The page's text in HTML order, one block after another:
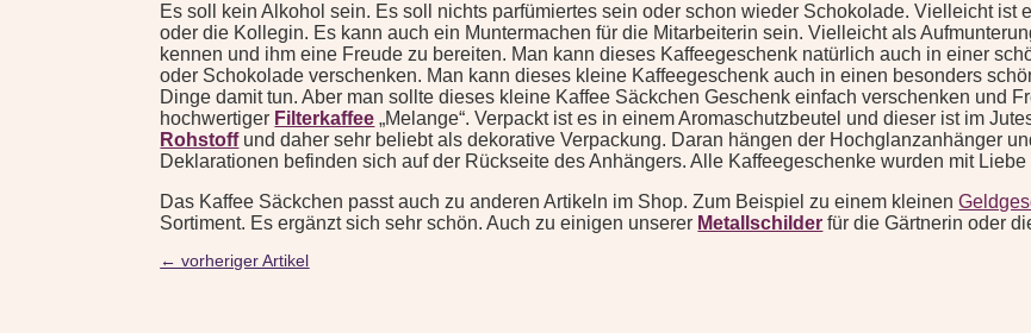
Es soll kein Alkohol sein. Es soll nichts parfümiertes sein oder schon wieder Schokolade. Vielleicht ist
oder die Kollegin. Es kann auch ein Muntermachen für die Mitarbeiterin sein. Vielleicht als
kennen und ihm eine Freude zu bereiten. Man kann dieses Kaffeegeschenk natürlich auch in einer
oder Schokolade verschenken. Man kann dieses kleine Kaffeegeschenk auch in einen besonders
Dinge damit tun. Aber man sollte dieses kleine Kaffee Säckchen Geschenk einfach verschenken und
hochwertiger Filterkaffee „Melange“. Verpackt ist es in einem Aromaschutzbeutel und dieser ist im
Rohstoff und daher sehr beliebt als dekorative Verpackung. Daran hängen der Hochglanzanhänger
Deklarationen befinden sich auf der Rückseite des Anhängers. Alle Kaffeegeschenke wurden mit Liebe
Das Kaffee Säckchen passt auch zu anderen Artikeln im Shop. Zum Beispiel zu einem kleinen
Sortiment. Es ergänzt sich sehr schön. Auch zu einigen unserer Metallschilder für die Gärtnerin oder
←vorheriger Artikel